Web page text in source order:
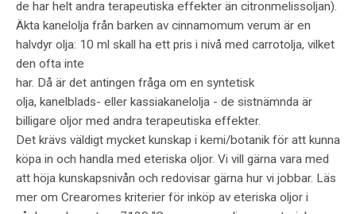
de har helt andra terapeutiska effekter än citronmelissoljan).
Äkta kanelolja från barken av cinnamomum verum är en
halvdyr olja: 10 ml skall ha ett pris i nivå med carrotolja, vilket
den ofta inte
har. Då är det antingen fråga om en syntetisk
olja, kanelblads- eller kassiakanelolja - de sistnämnda är
billigare oljor med andra terapeutiska effekter.
Det krävs väldigt mycket kunskap i kemi/botanik för att kunna
köpa in och handla med eteriska oljor. Vi vill gärna vara med
att höja kunskapsnivån och redovisar gärna hur vi jobbar. Läs
mer om Crearomes kriterier för inköp av eteriska oljor i